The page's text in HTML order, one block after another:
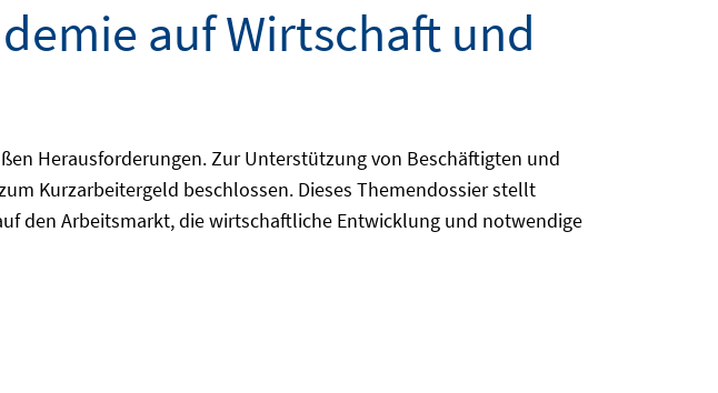
auf Wirtschaft und
Herausforderungen. Zur Unterstützung von Beschäftigten und
Kurzarbeitergeld beschlossen. Dieses Themendossier stellt
den Arbeitsmarkt, die wirtschaftliche Entwicklung und notwendige